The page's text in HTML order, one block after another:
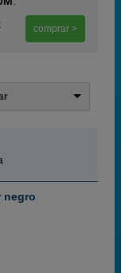
comprar >
negro